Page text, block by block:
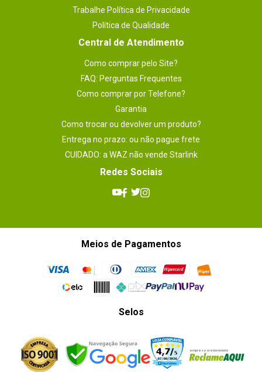
Trabalhe Política de Privacidade
Política de Qualidade
Central de Atendimento
Como comprar pelo Site?
FAQ: Perguntas Frequentes
Como comprar por Telefone?
Garantia
Como trocar ou devolver um produto?
Entrega no prazo: ou não pague frete
CUIDADO: a WAZ não vende Starlink
Redes Sociais
Meios de Pagamentos
Selos